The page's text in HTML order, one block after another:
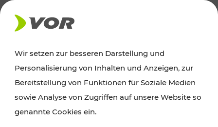
AKTUELLES
News
Alle wichtigen Meldungen zu Fahrplanänderungen,
Wir setzen zur besseren Darstellung und
Personalisierung von Inhalten und Anzeigen, zur
Bereitstellung von Funktionen für Soziale Medien
sowie Analyse von Zugriffen auf unsere Website so
genannte Cookies ein.